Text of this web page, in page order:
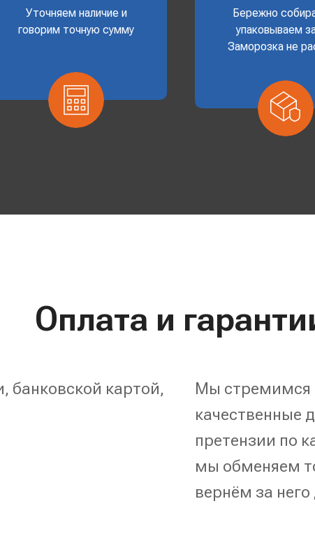
Уточняем наличие и
говорим точную сумму
Бережно
упаковываем
Заморозка не
Оплата и
картой,
Мы стремимся
качественные
претензии по
мы обменяем
вернём за него